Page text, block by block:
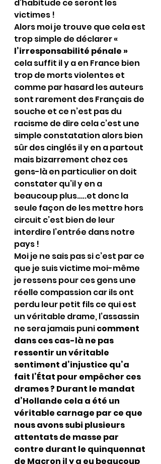
d’habitude ce seront les
victimes !
Alors moi je trouve que cela est
trop simple de déclarer «
l’irresponsabilité pénale »
cela suffit il y a en France bien
trop de morts violentes et
comme par hasard les auteurs
sont rarement des Français de
souche et ce n’est pas du
racisme de dire cela c’est une
simple constatation alors bien
sûr des cinglés il y en a partout
mais bizarrement chez ces
gens-là en particulier on doit
constater qu’il y en a
beaucoup plus…..et donc la
seule façon de les mettre hors
circuit c’est bien de leur
interdire l’entrée dans notre
pays !
Moi je ne sais pas si c’est par ce
que je suis victime moi-même
je ressens pour ces gens une
réelle compassion car ils ont
perdu leur petit fils ce qui est
un véritable drame, l’assassin
ne sera jamais puni comment
dans ces cas-là ne pas
ressentir un véritable
sentiment d’injustice qu’a
fait l’État pour empêcher ces
drames ? Durant le mandat
d’Hollande cela a été un
véritable carnage par ce que
nous avons subi plusieurs
attentats de masse par
contre durant le quinquennat
de Macron il y a eu beaucoup